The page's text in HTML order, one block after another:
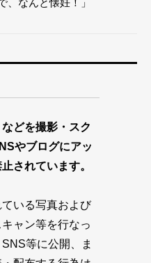
どを撮影・スク
やブログにアッ
されています。
いる写真および
ャン等を行なっ
等に公開、ま